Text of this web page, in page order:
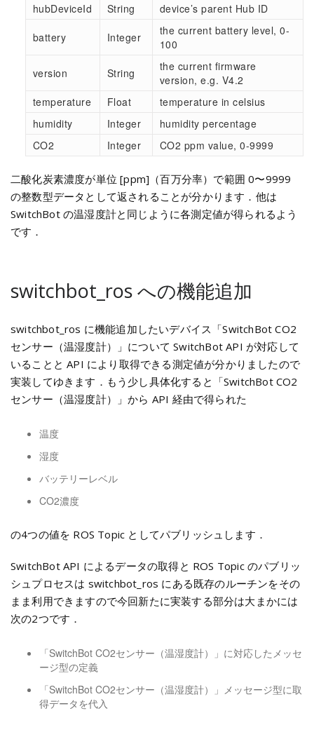
hubDeviceId
String device’s parent Hub ID
battery Integer
the current battery level, 0-
100
version String
the current firmware
version, e.g. V4.2
temperature
Float
temperature in celsius
humidity
Integer
humidity percentage
CO2
Integer CO2 ppm value, 0-9999
二酸化炭素濃度が単位 [ppm]（百万分率）で範囲 0〜9999
の整数型データとして返されることが分かります．他は
SwitchBot の温湿度計と同じように各測定値が得られるよう
です．
switchbot_ros への機能追加
switchbot_ros に機能追加したいデバイス「SwitchBot CO2
センサー（温湿度計）」について SwitchBot API が対応して
いることと API により取得できる測定値が分かりましたので
実装してゆきます．もう少し具体化すると「SwitchBot CO2
センサー（温湿度計）」から API 経由で得られた
温度
湿度
バッテリーレベル
CO2濃度
の4つの値を ROS Topic としてパブリッシュします．
SwitchBot API によるデータの取得と ROS Topic のパブリッ
シュプロセスは switchbot_ros にある既存のルーチンをその
まま利用できますので今回新たに実装する部分は大まかには
次の2つです．
「SwitchBot CO2センサー（温湿度計）」に対応したメッセ
ージ型の定義
「SwitchBot CO2センサー（温湿度計）」メッセージ型に取
得データを代入